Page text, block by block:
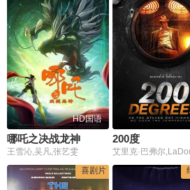
HD国语
哪吒之决战龙神
王雪沁,吴凡,张艺雯
200度
喜剧片